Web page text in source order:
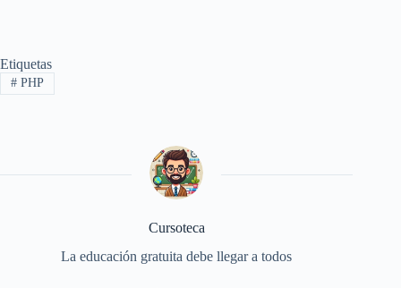
Etiquetas
#PHP
Cursoteca
La educación gratuita debe llegar a todos